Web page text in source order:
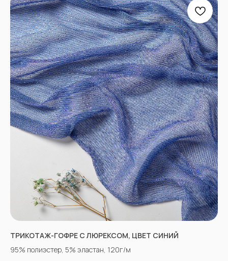
ТРИКОТАЖ-ГОФРЕ С ЛЮРЕКСОМ, ЦВЕТ СИНИЙ
95% полиэстер, 5% эластан, 120г/м
Отправить
Согласен сПолитикой конфиденциальности
КОНТАКТЫ